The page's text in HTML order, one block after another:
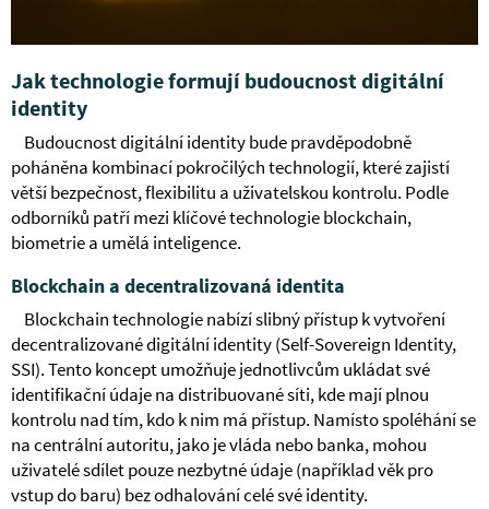
Jak technologie formují budoucnost digitální
identity
Budoucnost digitální identity bude pravděpodobně
poháněna kombinací pokročilých technologií, které zajistí
větší bezpečnost, flexibilitu a uživatelskou kontrolu. Podle
odborníků patří mezi klíčové technologie blockchain,
biometrie a umělá inteligence.
Blockchain a decentralizovaná identita
Blockchain technologie nabízí slibný přístup k vytvoření
decentralizované digitální identity (Self-Sovereign Identity,
SSI). Tento koncept umožňuje jednotlivcům ukládat své
identifikační údaje na distribuované síti, kde mají plnou
kontrolu nad tím, kdo k nim má přístup. Namísto spoléhání se
na centrální autoritu, jako je vláda nebo banka, mohou
uživatelé sdílet pouze nezbytné údaje (například věk pro
vstup do baru) bez odhalování celé své identity.